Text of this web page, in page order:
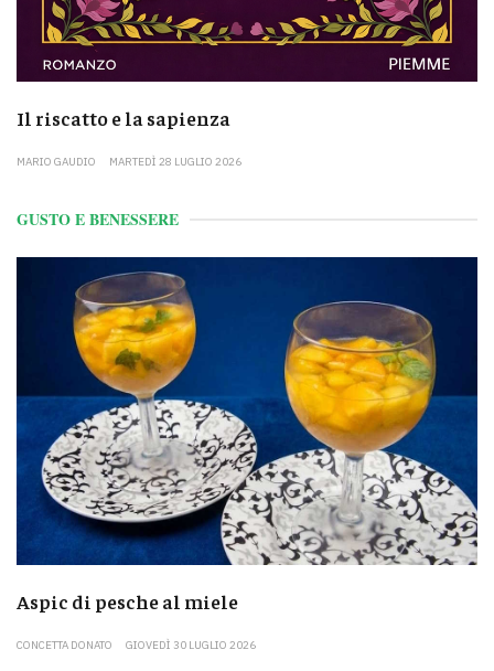
Il riscatto e la sapienza
MARIO GAUDIO MARTEDÌ 28 LUGLIO 2026
GUSTO E BENESSERE
Aspic di pesche al miele
CONCETTA DONATO GIOVEDÌ 30 LUGLIO 2026